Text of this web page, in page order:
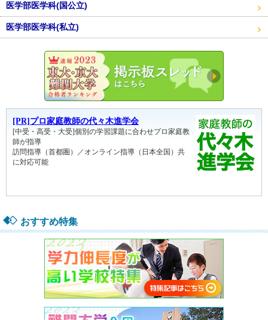
医学部医学科(国公立)
医学部医学科(私立)
おすすめ特集